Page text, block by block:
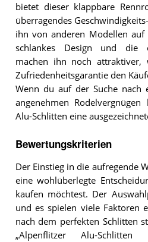
bietet dieser klappbare
überragendes
ihn von anderen Modellen
schlankes Design und die
machen ihn noch attraktiver,
Zufriedenheitsgarantie den
Wenn du auf der Suche nach
angenehmen
Alu-Schlitten eine
Bewertungskriterien
Der Einstieg in die aufregende
eine wohlüberlegte
kaufen möchtest. Der
und es spielen viele Faktoren
nach dem perfekten Schlitten
„Alpenflitzer Alu-Schlitten